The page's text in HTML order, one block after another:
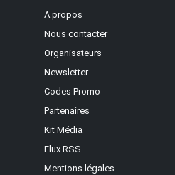
A propos
Nous contacter
Organisateurs
Newsletter
Codes Promo
Partenaires
Kit Média
Flux RSS
Mentions légales